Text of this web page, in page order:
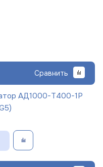
Сравнить
АД1000-Т400-1Р